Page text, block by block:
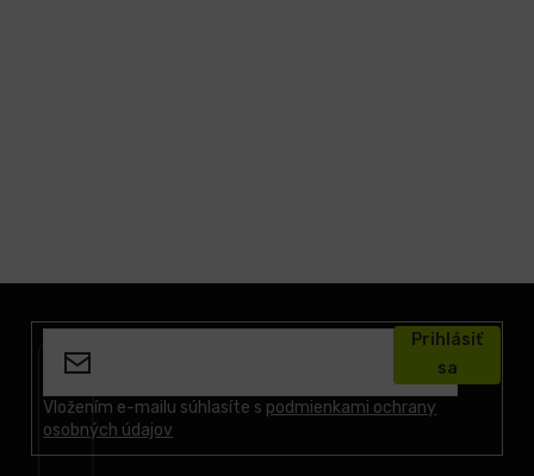
Vložením e-mailu súhlasíte s podmienkami ochrany
osobných údajov
Prihlásiť
sa